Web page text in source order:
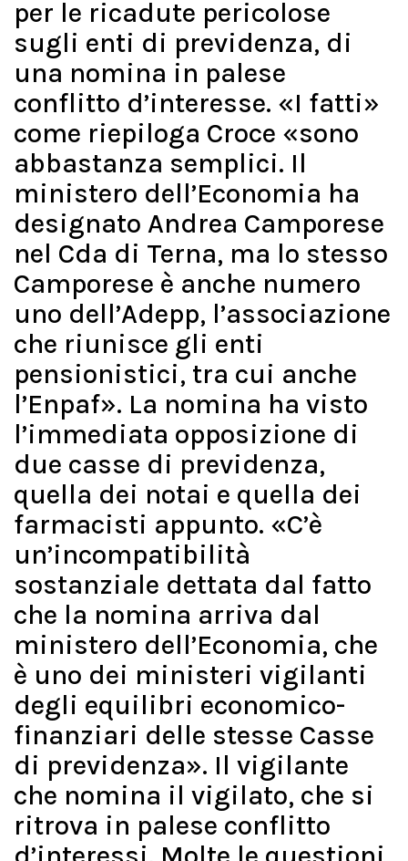
per le ricadute pericolose
sugli enti di previdenza, di
una nomina in palese
conflitto d’interesse. «I fatti»
come riepiloga Croce «sono
abbastanza semplici. Il
ministero dell’Economia ha
designato Andrea Camporese
nel Cda di Terna, ma lo stesso
Camporese è anche numero
uno dell’Adepp, l’associazione
che riunisce gli enti
pensionistici, tra cui anche
l’Enpaf». La nomina ha visto
l’immediata opposizione di
due casse di previdenza,
quella dei notai e quella dei
farmacisti appunto. «C’è
un’incompatibilità
sostanziale dettata dal fatto
che la nomina arriva dal
ministero dell’Economia, che
è uno dei ministeri vigilanti
degli equilibri economico-
finanziari delle stesse Casse
di previdenza». Il vigilante
che nomina il vigilato, che si
ritrova in palese conflitto